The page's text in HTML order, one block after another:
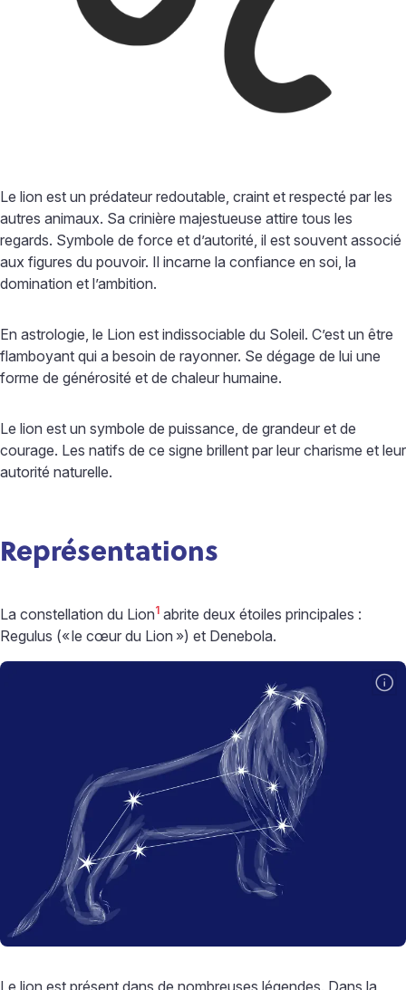
Le lion est un prédateur redoutable, craint et respecté par les
autres animaux. Sa crinière majestueuse attire tous les
regards. Symbole de force et d’autorité, il est souvent associé
aux figures du pouvoir. Il incarne la confiance en soi, la
domination et l’ambition.
En astrologie, le Lion est indissociable du Soleil. C’est un être
flamboyant qui a besoin de rayonner. Se dégage de lui une
forme de générosité et de chaleur humaine.
Le lion est un symbole de puissance, de grandeur et de
courage. Les natifs de ce signe brillent par leur charisme et leur
autorité naturelle.
Représentations
La constellation du Lion1 abrite deux étoiles principales :
Regulus («le cœur du Lion ») et Denebola.
Le lion est présent dans de nombreuses légendes. Dans la